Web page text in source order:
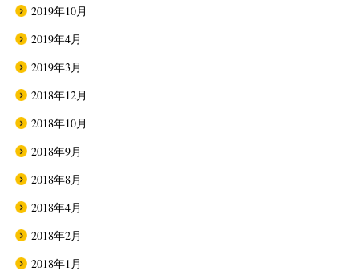
2019年10月
2019年4月
2019年3月
2018年12月
2018年10月
2018年9月
2018年8月
2018年4月
2018年2月
2018年1月